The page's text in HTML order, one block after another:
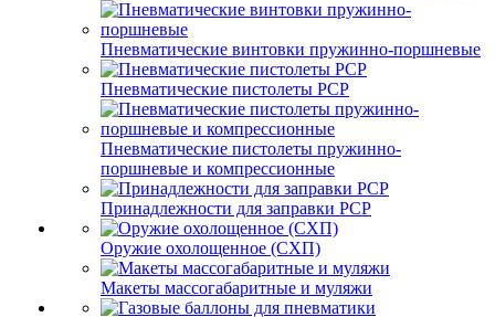
Пневматические винтовки пружинно-поршневые
Пневматические пистолеты PCP
Пневматические пистолеты пружинно-
поршневые и компрессионные
Принадлежности для заправки PCP
Оружие охолощенное (СХП)
Макеты массогабаритные и муляжи